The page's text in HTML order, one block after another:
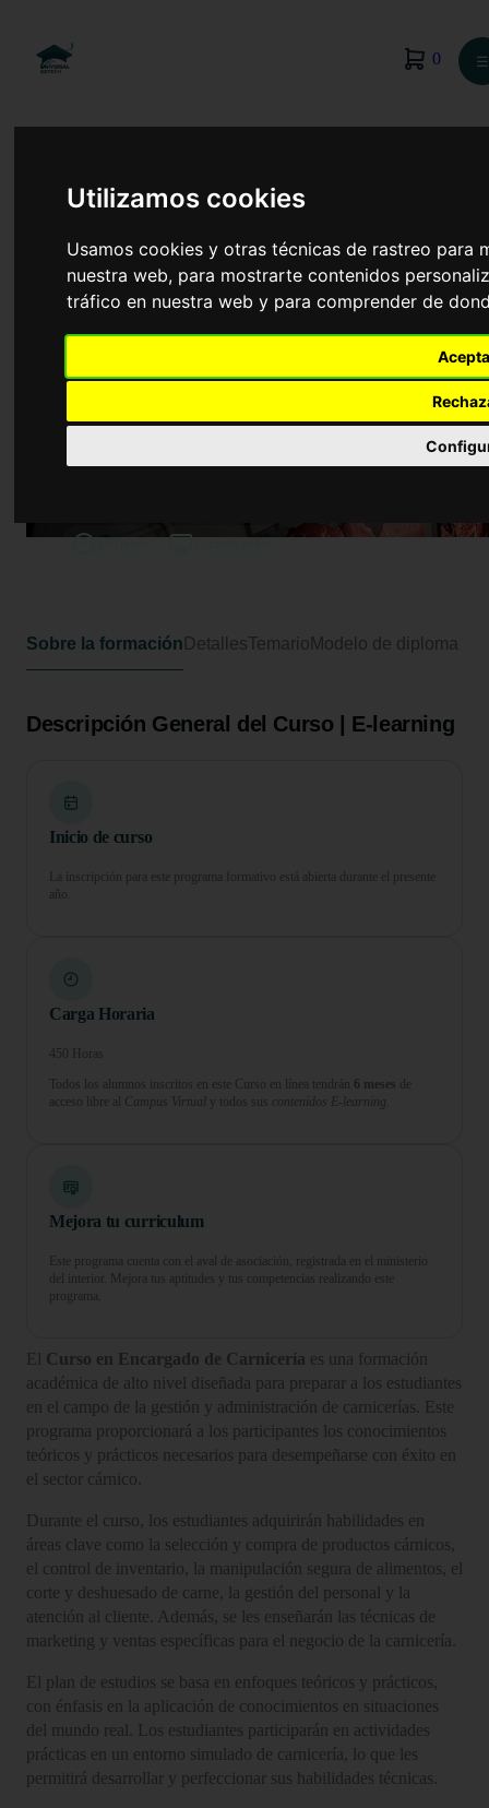
Utilizamos cookies
Usamos cookies y otras técnicas de rastreo para
nuestra web, para mostrarte contenidos
tráfico en nuestra web y para comprender de
0 ☰
Elaboración de Productos Alimenticios
Sobre la formación DetallesTemario Modelo de diploma
Descripción General del Curso | E-learning
Inicio de curso
La inscripción para este programa formativo está abierta durante el presente
año.
Carga Horaria
450 Horas
Todos los alumnos inscritos en este Curso en línea tendrán 6 meses de
acceso libre al Campus Virtual y todos sus contenidos E-learning.
Mejora tu curriculum
Este programa cuenta con el aval de asociación, registrada en el ministerio
del interior. Mejora tus aptitudes y tus competencias realizando este
programa.
El Curso en Encargado de Carnicería es una formación
académica de alto nivel diseñada para preparar a los estudiantes
en el campo de la gestión y administración de carnicerías. Este
programa proporcionará a los participantes los conocimientos
teóricos y prácticos necesarios para desempeñarse con éxito en
el sector cárnico.
Durante el curso, los estudiantes adquirirán habilidades en
áreas clave como la selección y compra de productos cárnicos,
el control de inventario, la manipulación segura de alimentos, el
corte y deshuesado de carne, la gestión del personal y la
atención al cliente. Además, se les enseñarán las técnicas de
marketing y ventas específicas para el negocio de la carnicería.
El plan de estudios se basa en enfoques teóricos y prácticos,
con énfasis en la aplicación de conocimientos en situaciones
del mundo real. Los estudiantes participarán en actividades
prácticas en un entorno simulado de carnicería, lo que les
permitirá desarrollar y perfeccionar sus habilidades técnicas.